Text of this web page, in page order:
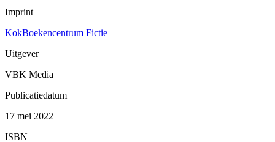
Imprint
KokBoekencentrum Fictie
Uitgever
VBK Media
Publicatiedatum
17 mei 2022
ISBN